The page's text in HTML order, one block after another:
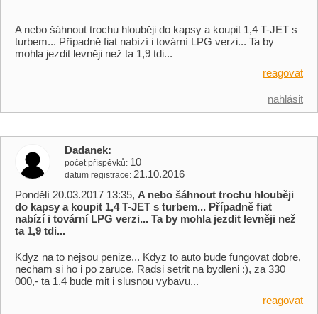
A nebo šáhnout trochu hlouběji do kapsy a koupit 1,4 T-JET s
turbem... Případně fiat nabízí i tovární LPG verzi... Ta by
mohla jezdit levněji než ta 1,9 tdi...
reagovat
nahlásit
Dadanek
počet příspěvků 10
datum registrace 21.10.2016
Pondělí 20.03.2017 13:35, A nebo šáhnout trochu hlouběji
do kapsy a koupit 1,4 T-JET s turbem... Případně fiat
nabízí i tovární LPG verzi... Ta by mohla jezdit levněji než
ta 1,9 tdi...
Kdyz na to nejsou penize... Kdyz to auto bude fungovat dobre,
necham si ho i po zaruce. Radsi setrit na bydleni :), za 330
000,- ta 1.4 bude mit i slusnou vybavu...
reagovat